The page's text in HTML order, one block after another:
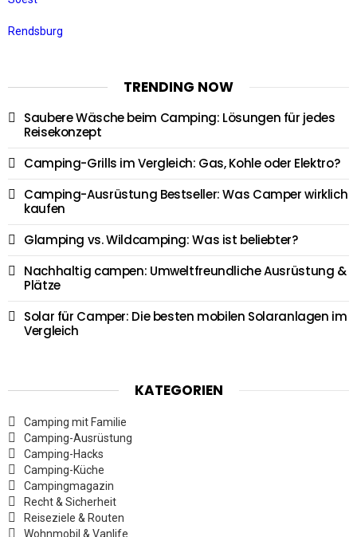
Rendsburg
TRENDING NOW
Saubere Wäsche beim Camping: Lösungen für jedes
Reisekonzept
Camping-Grills im Vergleich: Gas, Kohle oder Elektro?
Camping-Ausrüstung Bestseller: Was Camper wirklich
kaufen
Glamping vs. Wildcamping: Was ist beliebter?
Nachhaltig campen: Umweltfreundliche Ausrüstung &
Plätze
Solar für Camper: Die besten mobilen Solaranlagen im
Vergleich
KATEGORIEN
Camping mit Familie
Camping-Ausrüstung
Camping-Hacks
Camping-Küche
Campingmagazin
Recht & Sicherheit
Reiseziele & Routen
Wohnmobil & Vanlife